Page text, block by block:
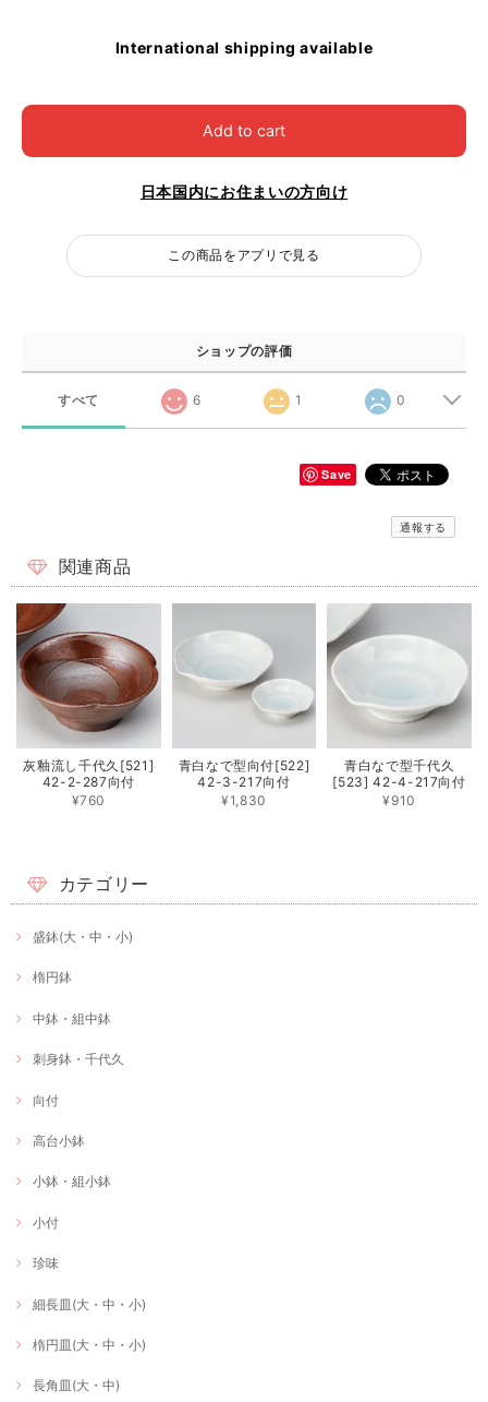
International shipping available
Add to cart
日本国内にお住まいの方向け
この商品をアプリで見る
ショップの評価
すべて 6 1 0
Save
通報する
関連商品
灰釉流し千代久[521]
42-2-287向付
¥760
青白なで型向付[522]
42-3-217向付
¥1,830
青白なで型千代久
[523] 42-4-217向付
¥910
カテゴリー
盛鉢(大・中・小)
楕円鉢
中鉢・組中鉢
刺身鉢・千代久
向付
高台小鉢
小鉢・組小鉢
小付
珍味
細長皿(大・中・小)
楕円皿(大・中・小)
長角皿(大・中)